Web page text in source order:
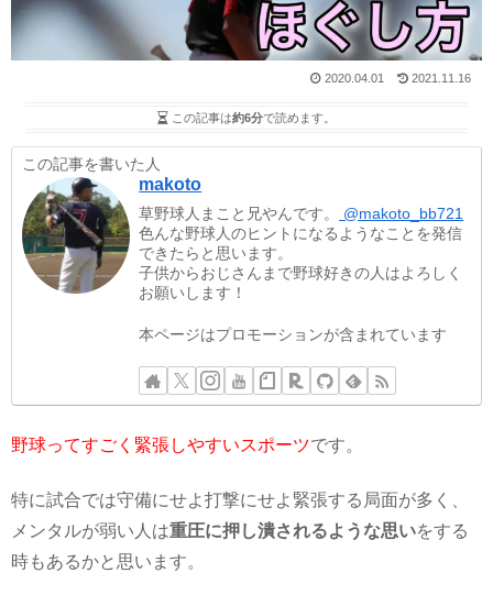
2020.04.01 2021.11.16
この記事は約6分で読めます。
この記事を書いた人
makoto
草野球人まこと兄やんです。
@makoto_bb721
色んな野球人のヒントになるようなことを発信
できたらと思います。
子供からおじさんまで野球好きの人はよろしく
お願いします！
本ページはプロモーションが含まれています
野球ってすごく緊張しやすいスポーツです。
特に試合では守備にせよ打撃にせよ緊張する局面が多く、
メンタルが弱い人は重圧に押し潰されるような思いをする
時もあるかと思います。